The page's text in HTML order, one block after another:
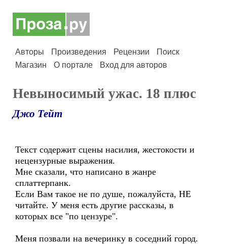
Авторы Произведения Рецензии
Поиск
Магазин
О портале Вход для авторов
Невыносимый ужас. 18 плюс
Джо Тейт
Текст содержит сцены насилия, жестокости и
нецензурные выражения.
Мне сказали, что написано в жанре
сплаттерпанк.
Если Вам такое не по душе, пожалуйста, НЕ
читайте. У меня есть другие рассказы, в
которых все "по цензуре".
Меня позвали на вечеринку в соседний город.